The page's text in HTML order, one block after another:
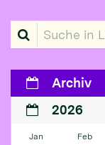
Suche in Liste
Archiv
2026
Jan Feb